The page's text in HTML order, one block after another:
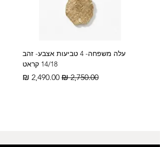
עלה משפחה- 4 טביעות אצבע- זהב
14/18 קראט
מחיר רגיל מחיר מבצע